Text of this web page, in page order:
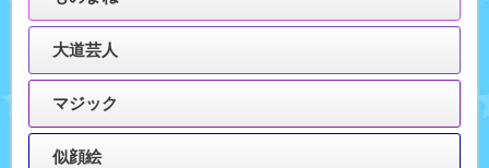
大道芸人
マジック
似顔絵